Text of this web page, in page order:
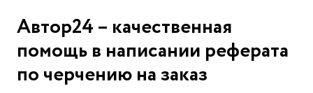
Автор24 – качественная
помощь в написании реферата
по черчению на заказ